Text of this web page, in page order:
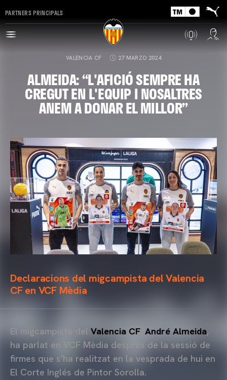
PARTNERS PRINCIPALS
VALENCIA CF 27 MARZO 2024
ALMEIDA: “L'AFICIÓ SEMPRE HA
CREGUT EN L'EQUIP I NOSALTRES
ANEM A DONAR EL MILLOR”
Declaracions del migcampista del Valencia
CF en VCF Mèdia
El migcampista del Valencia CF André Almeida,
ha parlat en VCF Mèdia després de la sessió de
firmes que s'ha realitzat en la vesprada de hui en
El Corte Inglés de Pintor Sorolla.